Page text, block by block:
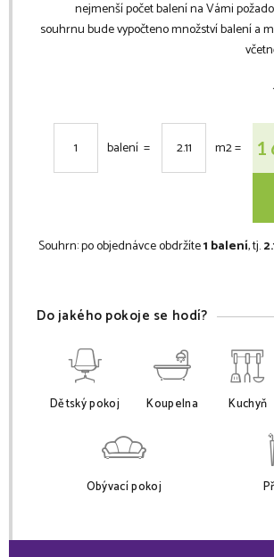
nejmenší počet balení na Vámi
souhrnu bude vypočteno množství balení a
balení = m2= 1
Souhrn:po objednávce obdržíte1 balení, tj.
Do jakého pokoje se hodí?
Dětský pokoj Koupelna Kuchyň
Obývací pokoj